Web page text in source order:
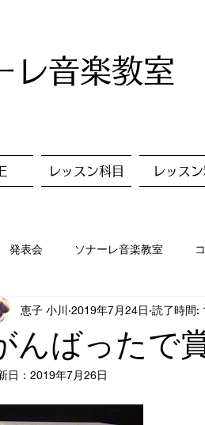
レ音楽教室
レッスン科目 レッス
発表会 ソナーレ音楽教室
レッスン風景 美術✨
涼コンサート👘
んばったで
恵子 小川 2019年7月24日 読了時間:
日： 2019年7月26日